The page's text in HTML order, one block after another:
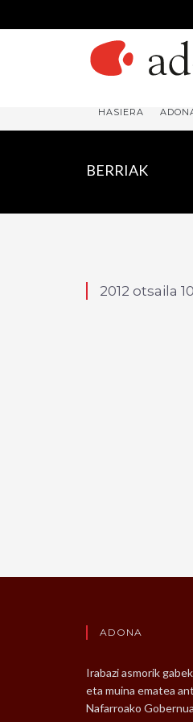
HASIERA
BERRIAK
2012 otsaila 10
ADONA
Irabazi asmorik
eta muina ematea
Nafarroako